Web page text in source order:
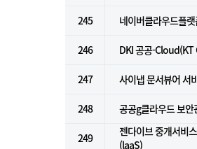
245 네이버클라우드플
246 DKI 공공-
247 사이냅 문서뷰어 서
248 공공g클라우드 보안
249
젠다이브 중개서비
(laaS)